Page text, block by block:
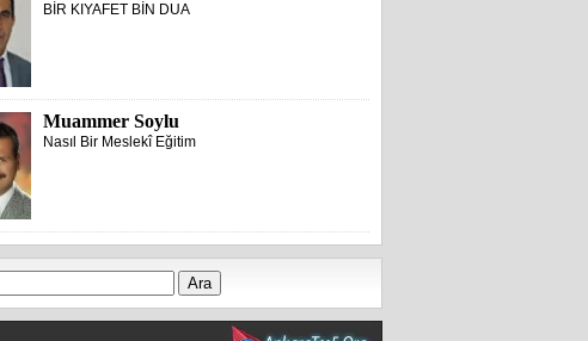
BİR KIYAFET BİN DUA
Muammer Soylu
Nasıl Bir Meslekî Eğitim